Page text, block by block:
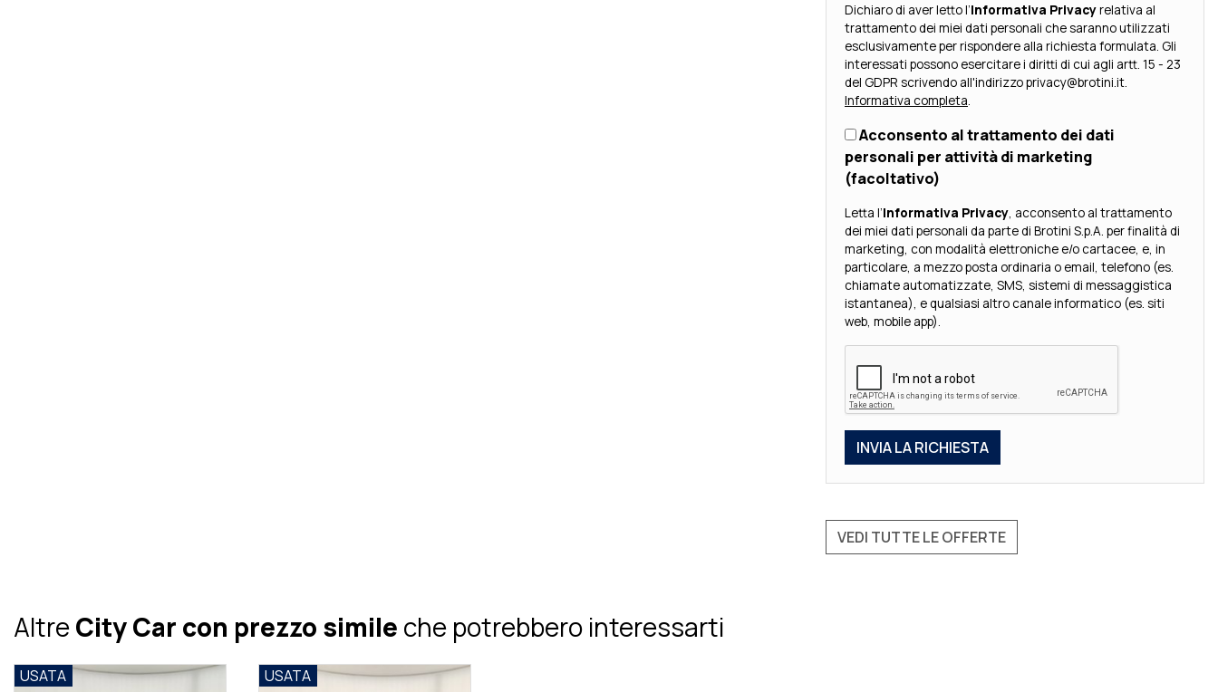
Dichiaro di aver letto l’Informativa Privacyrelativa al
trattamento dei miei dati personali che saranno utilizzati
esclusivamente per rispondere alla richiesta formulata. Gli
interessati possono esercitare i diritti di cui agli artt. 15 - 23
del GDPR scrivendo all'indirizzo privacy@brotini.it.
Informativa completa.
Acconsento al trattamento dei dati
personali per attività di marketing
(facoltativo)
Letta l’Informativa Privacy, acconsento al trattamento
dei miei dati personali da parte di Brotini S.p.A. per finalità di
marketing, con modalità elettroniche e/o cartacee, e, in
particolare, a mezzo posta ordinaria o email, telefono (es.
chiamate automatizzate, SMS, sistemi di messaggistica
istantanea), e qualsiasi altro canale informatico (es. siti
web, mobile app).
VEDI TUTTE LE OFFERTE
AltreCity Car con prezzo simile che potrebbero interessarti
USATA USATA